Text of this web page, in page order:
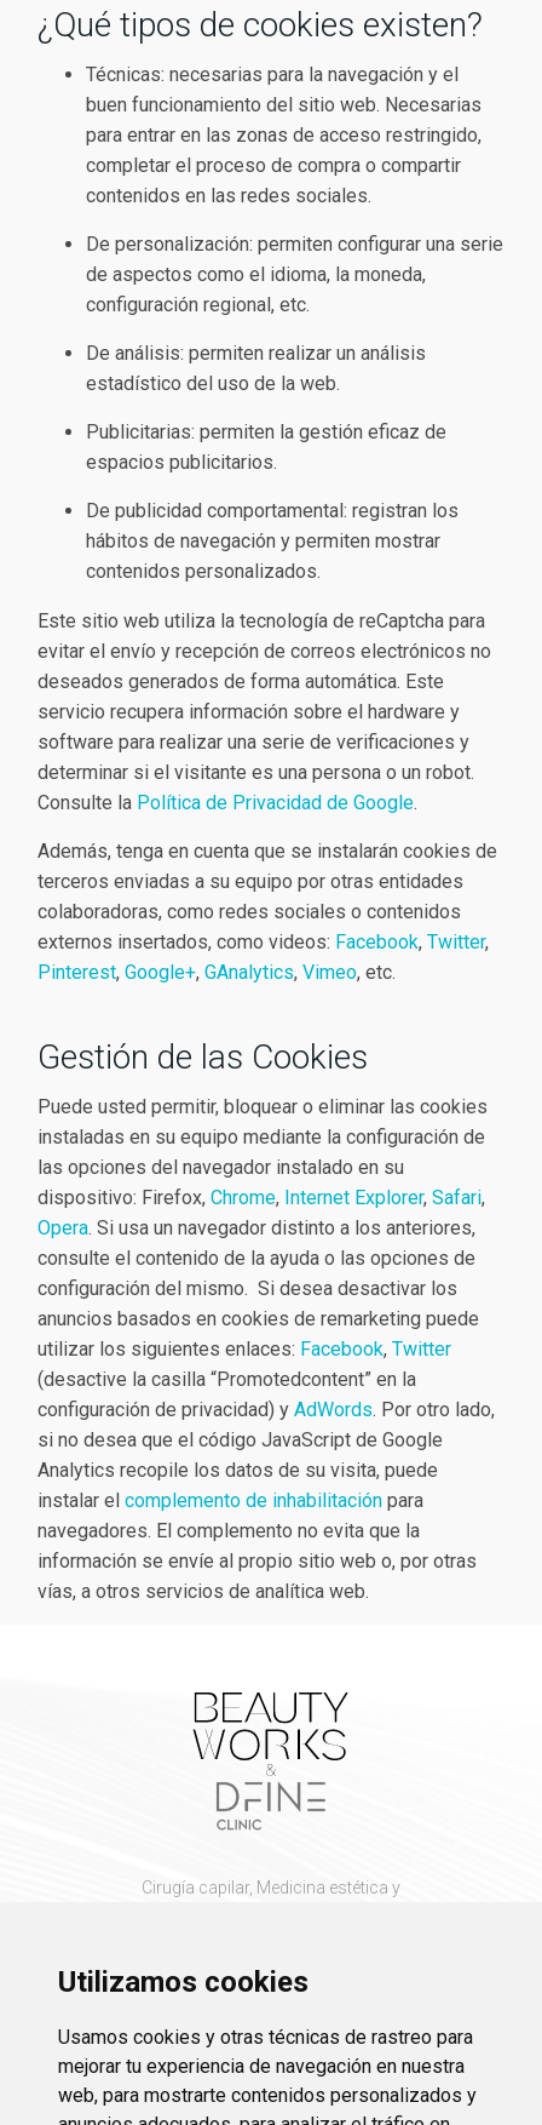
Utilizamos cookies
Usamos cookies y otras técnicas de rastreo para
mejorar tu experiencia de navegación en nuestra
web, para mostrarte contenidos personalizados y
¿Qué tipos de cookies existen?
Técnicas: necesarias para la navegación y el
buen funcionamiento del sitio web. Necesarias
para entrar en las zonas de acceso restringido,
completar el proceso de compra o compartir
contenidos en las redes sociales.
De personalización: permiten configurar una serie
de aspectos como el idioma, la moneda,
configuración regional, etc.
De análisis: permiten realizar un análisis
estadístico del uso de la web.
Publicitarias: permiten la gestión eficaz de
espacios publicitarios.
De publicidad comportamental: registran los
hábitos de navegación y permiten mostrar
contenidos personalizados.
Este sitio web utiliza la tecnología de reCaptcha para
evitar el envío y recepción de correos electrónicos no
deseados generados de forma automática. Este
servicio recupera información sobre el hardware y
software para realizar una serie de verificaciones y
determinar si el visitante es una persona o un robot.
Consulte la Política de Privacidad de Google.
Además, tenga en cuenta que se instalarán cookies de
terceros enviadas a su equipo por otras entidades
colaboradoras, como redes sociales o contenidos
externos insertados, como videos: Facebook,Twitter,
Pinterest,Google+,GAnalytics,Vimeo, etc.
Gestión de las Cookies
Puede usted permitir, bloquear o eliminar las cookies
instaladas en su equipo mediante la configuración de
las opciones del navegador instalado en su
dispositivo: Firefox,Chrome, Internet Explorer,Safari,
Opera. Si usa un navegador distinto a los anteriores,
consulte el contenido de la ayuda o las opciones de
configuración del mismo. Si desea desactivar los
anuncios basados en cookies de remarketing puede
utilizar los siguientes enlaces: Facebook,Twitter
(desactive la casilla “Promotedcontent” en la
configuración de privacidad) yAdWords. Por otro lado,
si no desea que el código JavaScript de Google
Analytics recopile los datos de su visita, puede
instalar elcomplemento de inhabilitación para
navegadores. El complemento no evita que la
información se envíe al propio sitio web o, por otras
vías, a otros servicios de analítica web.
Cirugía capilar, Medicina estética y
Aviso legal
Protección de datos
Política de cookies